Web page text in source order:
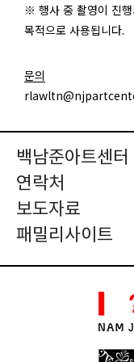
※ 행사 중 촬영이 진행
목적으로 사용됩니다.
문의
백남준아트센터
연락처
보도자료
패밀리사이트